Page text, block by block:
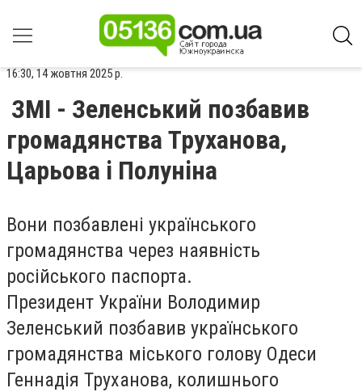
16:30, 14 жовтня 2025 р.
ЗМІ - Зеленський позбавив
громадянства Труханова,
Царьова і Полуніна
Вони позбавлені українського
громадянства через наявність
російського паспорта.
Президент України Володимир
Зеленський позбавив українського
громадянства міського голову Одеси
Геннадія Труханова, колишнього